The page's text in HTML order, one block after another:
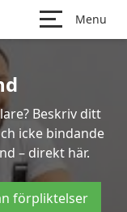
Menu
Beskriv ditt
icke bindande
– direkt här.
förpliktelser